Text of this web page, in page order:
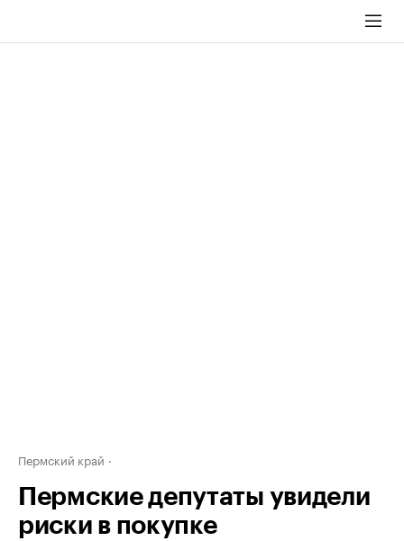
Пермский край
Пермские депутаты увидели
риски в покупке